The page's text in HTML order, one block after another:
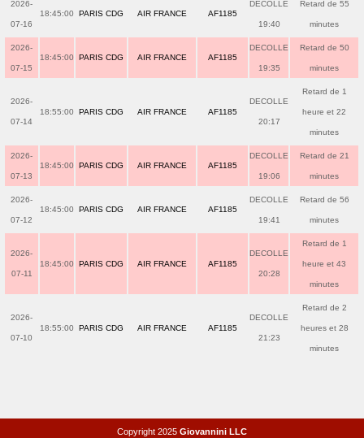
2026-
07-16
18:45:00 PARIS CDG AIR FRANCE AF1185
DECOLLE
19:40
Retard de 55
minutes
2026-
07-15
18:45:00 PARIS CDG AIR FRANCE AF1185
DECOLLE
19:35
Retard de 50
minutes
2026-
07-14
18:55:00 PARIS CDG AIR FRANCE AF1185
DECOLLE
20:17
Retard de 1
heure et 22
minutes
2026-
07-13
18:45:00 PARIS CDG AIR FRANCE AF1185
DECOLLE
19:06
Retard de 21
minutes
2026-
07-12
18:45:00 PARIS CDG AIR FRANCE AF1185
DECOLLE
19:41
Retard de 56
minutes
2026-
07-11
18:45:00 PARIS CDG AIR FRANCE AF1185
DECOLLE
20:28
Retard de 1
heure et 43
minutes
2026-
07-10
18:55:00 PARIS CDG AIR FRANCE AF1185
DECOLLE
21:23
Retard de 2
heures et 28
minutes
Copyright 2025 Giovannini LLC